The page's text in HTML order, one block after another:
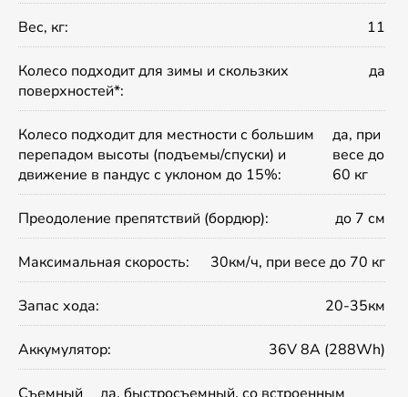
Вес, кг: 11
Колесо подходит для зимы и скользких
поверхностей*:
да
Колесо подходит для местности с большим
перепадом высоты (подъемы/спуски) и
движение в пандус с уклоном до 15%:
да, при
весе до
60 кг
Преодоление препятствий (бордюр): до 7 см
Максимальная скорость: 30км/ч, при весе до 70 кг
Запас хода: 20-35км
Аккумулятор: 36V 8A (288Wh)